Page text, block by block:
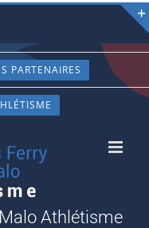
PARTENAIRES
Athlétisme